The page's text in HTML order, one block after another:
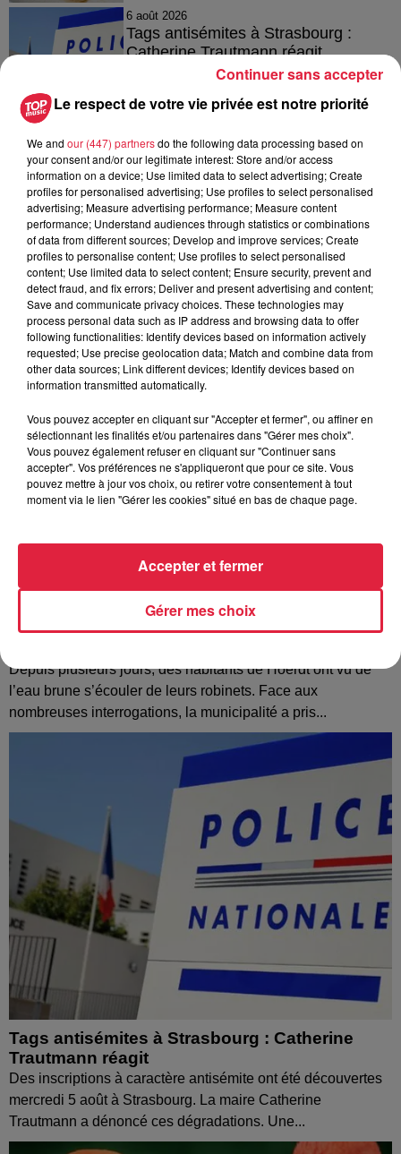
6 août 2026
Tags antisémites à Strasbourg :
Catherine Trautmann réagit
Au zoo de Mulhouse : rencontre
avec les flamants rouges
À découvrir également
Depuis plusieurs jours, des habitants de Hoerdt ont vu de
l’eau brune s’écouler de leurs robinets. Face aux
nombreuses interrogations, la municipalité a pris...
Tags antisémites à Strasbourg : Catherine
Trautmann réagit
Des inscriptions à caractère antisémite ont été découvertes
mercredi 5 août à Strasbourg. La maire Catherine
Trautmann a dénoncé ces dégradations. Une...
Le respect de votre vie privée est notre priorité
We and our (447) partnersdo the following data processing based on
your consent and/or our legitimate interest: Store and/or access
information on a device; Use limited data to select advertising; Create
profiles for personalised advertising; Use profiles to select personalised
advertising; Measure advertising performance; Measure content
performance; Understand audiences through statistics or combinations
of data from different sources; Develop and improve services; Create
profiles to personalise content; Use profiles to select personalised
content; Use limited data to select content; Ensure security, prevent and
detect fraud, and fix errors; Deliver and present advertising and content;
Save and communicate privacy choices. These technologies may
process personal data such as IP address and browsing data to offer
following functionalities: Identify devices based on information actively
requested; Use precise geolocation data; Match and combine data from
other data sources; Link different devices; Identify devices based on
information transmitted automatically.
Vous pouvez accepter en cliquant sur "Accepter et fermer", ou affiner en
sélectionnant les finalités et/ou partenaires dans "Gérer mes choix".
Vous pouvez également refuser en cliquant sur "Continuer sans
accepter". Vos préférences ne s'appliqueront que pour ce site. Vous
pouvez mettre à jour vos choix, ou retirer votre consentement à tout
moment via le lien "Gérer les cookies" situé en bas de chaque page.
Gérer mes choix
Accepter et fermer
Continuer sans accepter